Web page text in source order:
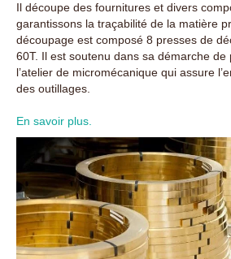
Il découpe des fournitures et divers
garantissons la traçabilité de la matière
découpage est composé 8 presses de
60T. Il est soutenu dans sa démarche de
l’atelier de micromécanique qui assure
des outillages.
En savoir plus.